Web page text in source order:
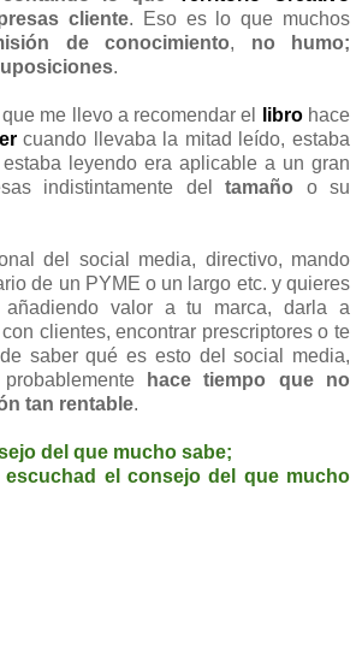
cliente. Eso es lo que muchos
de conocimiento, no humo;
.
me llevo a recomendar el librohace
cuando llevaba la mitad leído, estaba
leyendo era aplicable a un gran
indistintamente deltamaño o su
del social media, directivo, mando
de un PYME o un largo etc. y quieres
añadiendo valor a tu marca, darla a
clientes, encontrar prescriptores o te
saber qué es esto del social media,
hace tiempo que no
tan rentable.
del que mucho sabe;
escuchad el consejo del que mucho